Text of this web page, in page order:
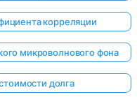
корреляции
микроволнового фона
долга